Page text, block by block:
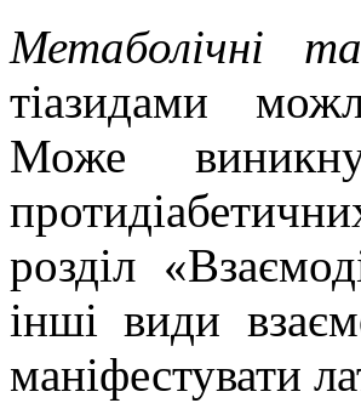
Метаболічні
тіазидами
Може
розділ «
інші види вза
маніфестувати